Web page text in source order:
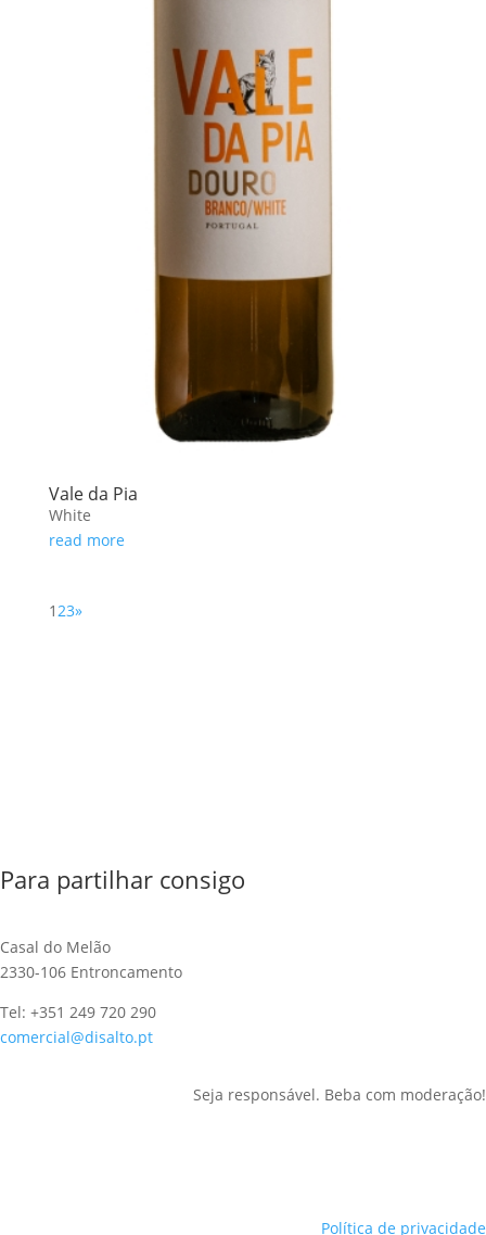
Vale da Pia
White
read more
123»
Para partilhar consigo
Casal do Melão
2330-106 Entroncamento
Tel: +351 249 720 290
comercial@disalto.pt
Seja responsável. Beba com moderação!
Política de privacidade